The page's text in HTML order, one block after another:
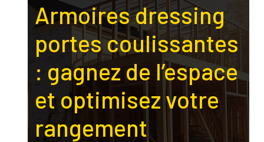
Armoires dressing
portes coulissantes
: gagnez de l’espace
et optimisez votre
rangement